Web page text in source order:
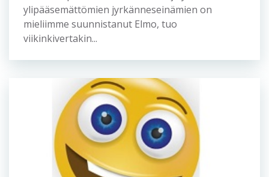
ylipääsemättömien jyrkänneseinämien on
mieliimme suunnistanut Elmo, tuo
viikinkivertakin...